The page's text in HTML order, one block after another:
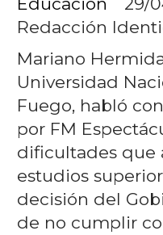
Redacción
Mariano
Universidad
Fuego, habló
por FM
dificultades que
estudios
decisión del
de no cumplir